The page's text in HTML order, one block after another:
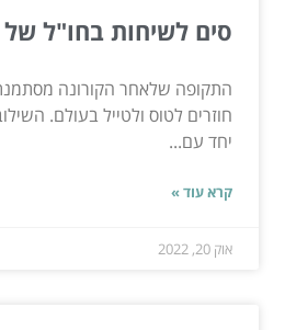
סים לשיחות בחו"ל של world 8
התקופה שלאחר הקורונה
חוזרים לטוס ולטייל בעולם.
יחד עם...
קרא עוד »
אוק 20, 2022